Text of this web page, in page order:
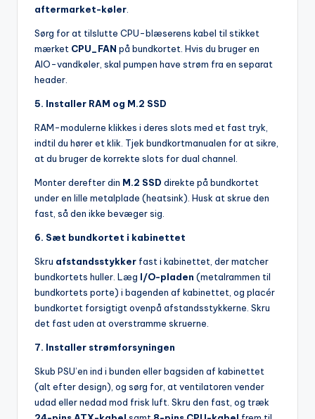
aftermarket-køler
Sørg for at tilslutte CPU-blæserens kabel til stikket
mærket CPU_FAN på bundkortet. Hvis du bruger en
AIO-vandkøler, skal pumpen have strøm fra en separat
header.
5. Installer RAM og M.2 SSD
RAM-modulerne klikkes i deres slots med et fast tryk,
indtil du hører et klik. Tjek bundkortmanualen for at sikre,
at du bruger de korrekte slots for dual channel.
Monter derefter din M.2 SSD direkte på bundkortet
under en lille metalplade (heatsink). Husk at skrue den
fast, så den ikke bevæger sig.
6. Sæt bundkortet i kabinettet
Skru afstandsstykker fast i kabinettet, der matcher
bundkortets huller. Læg I/O-pladen (metalrammen til
bundkortets porte) i bagenden af kabinettet, og placér
bundkortet forsigtigt ovenpå afstandsstykkerne. Skru
det fast uden at overstramme skruerne.
7. Installer strømforsyningen
Skub PSU’en ind i bunden eller bagsiden af kabinettet
(alt efter design), og sørg for, at ventilatoren vender
udad eller nedad mod frisk luft. Skru den fast, og træk